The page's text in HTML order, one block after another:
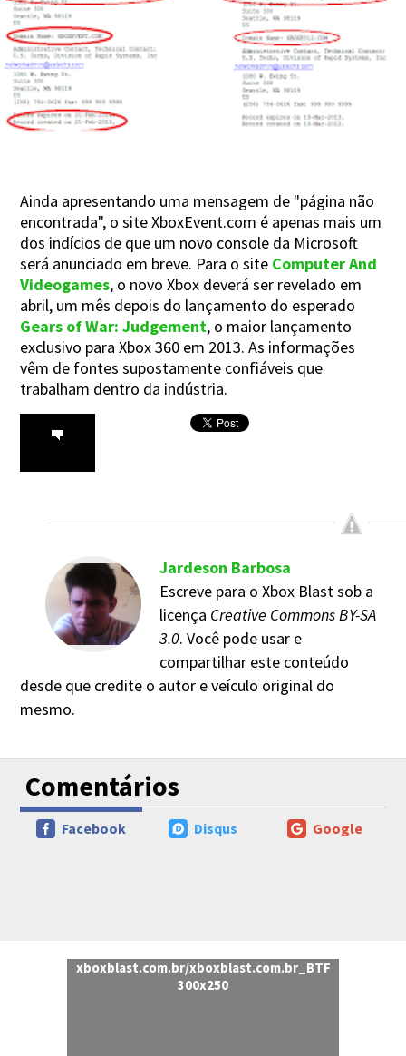
Ainda apresentando uma mensagem de "página não
encontrada", o site XboxEvent.com é apenas mais um
dos indícios de que um novo console da Microsoft
será anunciado em breve. Para o site Computer And
Videogames, o novo Xbox deverá ser revelado em
abril, um mês depois do lançamento do esperado
Gears of War: Judgement, o maior lançamento
exclusivo para Xbox 360 em 2013. As informações
vêm de fontes supostamente confiáveis que
trabalham dentro da indústria.
Jardeson Barbosa
Escreve para o Xbox Blast sob a
licença Creative Commons BY-SA
3.0. Você pode usar e
compartilhar este conteúdo
desde que credite o autor e veículo original do
mesmo.
Comentários
Google
Disqus
Facebook
xboxblast.com.br/xboxblast.com.br_BTF
300x250